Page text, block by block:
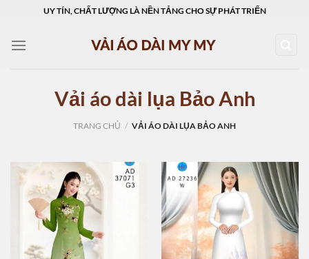
content
UY TÍN, CHẤT LƯỢNG LÀ NỀN TẢNG CHO SỰ PHÁT TRIỂN
Vải áo dài lụa Bảo Anh
TRANG CHỦ / VẢI ÁO DÀI LỤA BẢO ANH